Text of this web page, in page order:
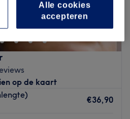
op de kaart
€36,90
Alle cookies
accepteren